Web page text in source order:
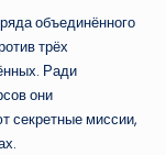
объединённого
трёх
Ради
они
секретные миссии,